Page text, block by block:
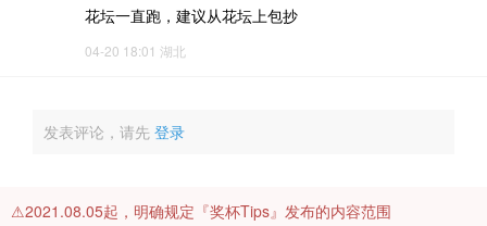
花坛一直跑，建议从花坛上包抄
04-20 18:01 湖北
发表评论，请先 登录
⚠️2021.08.05起，明确规定『奖杯Tips』发布的内容范围